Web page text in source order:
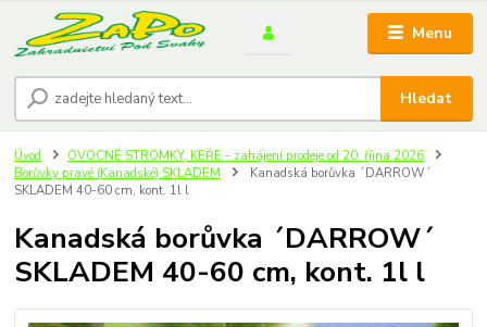
Menu
Hledat
Úvod
OVOCNÉ STROMKY, KEŘE - zahájení prodeje od 20. října 2026
Borůvky pravé (Kanadské) SKLADEM
Kanadská borůvka ´DARROW´
SKLADEM 40-60 cm, kont. 1l l
Kanadská borůvka ´DARROW´
SKLADEM 40-60 cm, kont. 1l l